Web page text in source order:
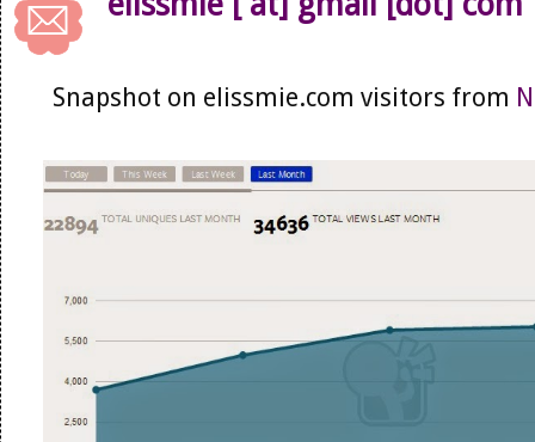
Snapshot on elissmie.com visitors from